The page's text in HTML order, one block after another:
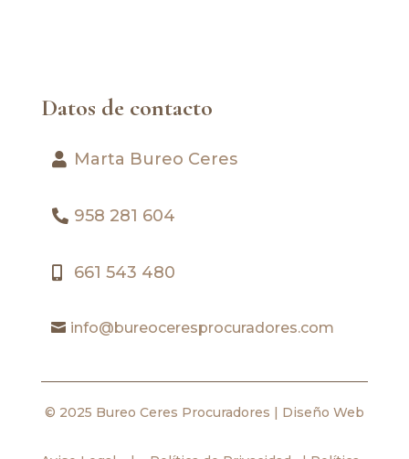
Datos de contacto
Marta Bureo Ceres
958 281 604
661 543 480
info@bureoceresprocuradores.com
© 2025 Bureo Ceres Procuradores | Diseño Web